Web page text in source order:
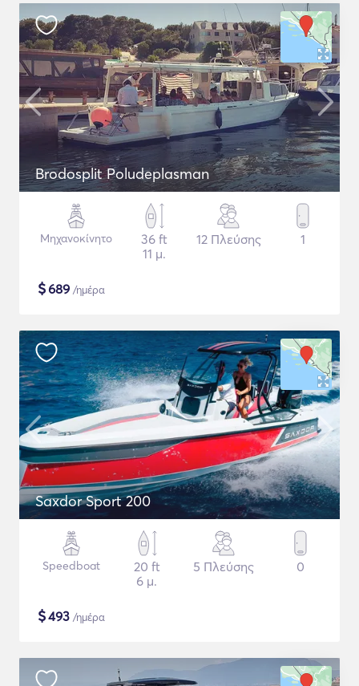
Brodosplit Poludeplasman
Μηχανοκίνητο
36 ft
11 μ.
12 Πλεύσης 1
$689 /ημέρα
Saxdor Sport 200
Speedboat
20 ft
6 μ.
5 Πλεύσης 0
$493 /ημέρα